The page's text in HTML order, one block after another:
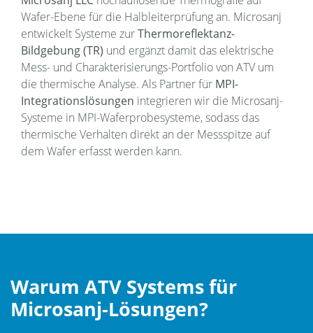
Wafer-Ebene für die Halbleiterprüfung an. Microsanj
entwickelt Systeme zurThermoreflektanz-
Bildgebung (TR) und ergänzt damit das elektrische
Mess- und Charakterisierungs-Portfolio von ATV um
die thermische Analyse. Als Partner für MPI-
Integrationslösungen integrieren wir die Microsanj-
Systeme in MPI-Waferprobesysteme, sodass das
thermische Verhalten direkt an der Messspitze auf
dem Wafer erfasst werden kann.
Warum ATV Systems für
Microsanj-Lösungen?